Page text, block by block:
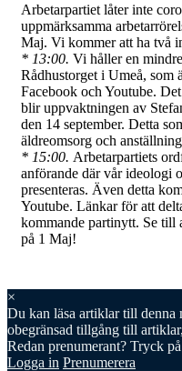
Arbetarpartiet låter inte
uppmärksamma
Maj. Vi kommer att ha två
* 13:00. Vi håller en
Rådhustorget i Umeå, som
Facebook och Youtube.
blir uppvaktningen av
den 14 september. Detta
äldreomsorg och
* 15:00. Arbetarpartiets
anförande där vår ideologi
presenteras. Även detta
Youtube. Länkar för att
kommande partinytt. Se till
på 1 Maj!
×
Du kan läsa artiklar till denna
obegränsad tillgång till
Redan prenumerant? Tryck
Logga in Prenumerera